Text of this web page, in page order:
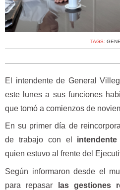
TAGS:
El intendente de General
este lunes a sus funciones
que tomó a comienzos de
En su primer día de
de trabajo con el
quien estuvo al frente del
Según informaron desde el
para repasar
las gestiones